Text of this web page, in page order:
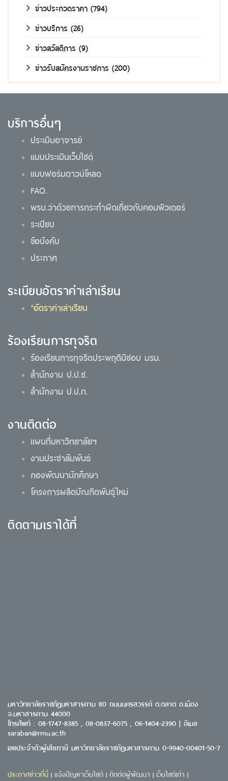
ข่าวประกวดราคา (794)
ข่าวบริการ (26)
ข่าวสวัสดิการ (9)
ข่าวรับสมัครงานราชการ (200)
บริการอื่นๆ
ประเมินอาจารย์
แบบประเมินเว็บไซต์
แบบฟอร์มดาวน์โหลด
FAQ.
พรบ.ว่าด้วยการกระทำผิดเกี่ยวกับคอมพิวเตอร์
ระเบียบ
ข้อบังคับ
ประกาศ
ระเบียบอัตราค่าเล่าเรียน
*อัตราค่าเล่าเรียน
ร้องเรียนการทุจริต
ร้องเรียนการทุจริตประพฤติมิชอบ มรม.
สำนักงาน ป.ป.ช.
สำนักงาน ป.ป.ท.
งานติดต่อ
แผนที่มหาวิทยาลัยฯ
งานประชาสัมพันธ์
กองพัฒนานักศึกษา
โครงการผลิตบัณฑิตพันธุ์ใหม่
ติดตามเราได้ที่
มหาวิทยาลัยราชภัฏมหาสารคาม 80 ถนนนครสวรรค์ ต.ตลาด อ.เมือง
จ.มหาสารคาม 44000
โทรศัพท์ : 08-1747-8385 , 08-0837-6075 , 06-1404-2390 | อีเมล
saraban@rmu.ac.th
เลขประจำตัวผู้เสียภาษี มหาวิทยาลัยราชภัฏมหาสารคาม 0-9940-00401-50-7
ประกาศข่าวที่นี่ | แจ้งปัญหาเว็บไซต์ | ติดต่อผู้พัฒนา | เว็บไซต์เก่า |